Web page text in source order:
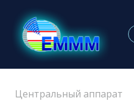
Центральный аппарат